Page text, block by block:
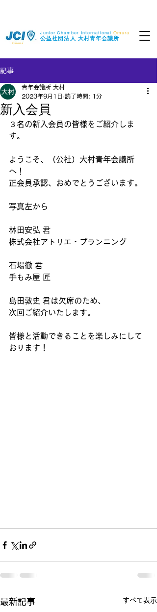
Junior Chamber International Omura
​公益社団法人 大村青年会議所
Omura
記事
新入会員
青年会議所 大村
2023年9月1日 読了時間: 1分
３名の新入会員の皆様をご紹介しま
す。
ようこそ、（公社）大村青年会議所
へ！
正会員承認、おめでとうございます。
写真左から
林田安弘 君
株式会社アトリエ・プランニング
石場徹 君
手もみ屋 匠
島田敦史 君は欠席のため、
次回ご紹介いたします。
皆様と活動できることを楽しみにして
おります！
最新記事 すべて表示